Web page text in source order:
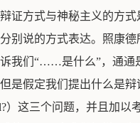
证方式与神秘主义的方
别说的方式表达。照康
我们“……是什么”，通通
是假定我们提出什么是辩
）这三个问题，并且